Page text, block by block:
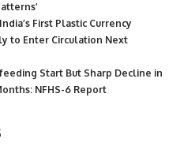
First Plastic Currency
to Enter Circulation Next
Start But Sharp Decline in
NFHS-6 Report